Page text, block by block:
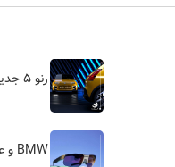
رنو ۵ جدید، نوستالژی الکتریکی!
BMW و عینک HUD برای موتورسواران!